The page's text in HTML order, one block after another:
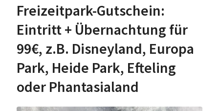
Freizeitpark-Gutschein:
Eintritt + Übernachtung für
99€, z.B. Disneyland, Europa
Park, Heide Park, Efteling
oder Phantasialand